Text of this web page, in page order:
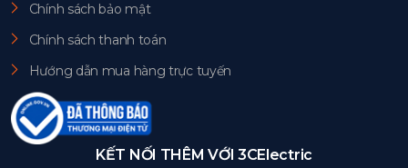
Chính sách bảo mật
Chính sách thanh toán
Hướng dẫn mua hàng trực tuyến
KẾT NỐI THÊM VỚI 3CElectric